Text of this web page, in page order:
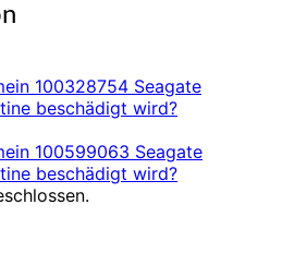
100328754 Seagate
beschädigt wird?
100599063 Seagate
beschädigt wird?